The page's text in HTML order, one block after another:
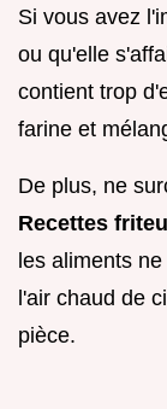
Si vous avez
ou qu'elle
contient trop
farine et
De plus, ne
Recettes
les aliments
l'air chaud de
pièce.